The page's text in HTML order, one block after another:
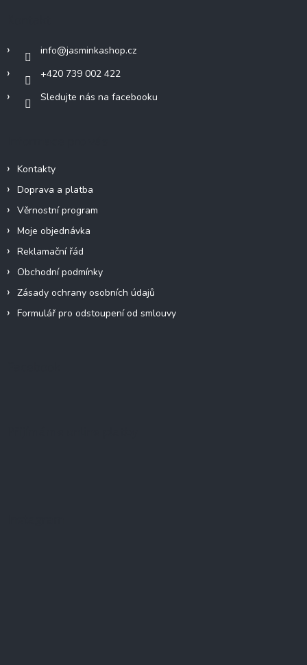
info@jasminkashop.cz
+420 739 002 422
Sledujte nás na facebooku
Kontakty
Doprava a platba
Věrnostní program
Moje objednávka
Reklamační řád
Obchodní podmínky
Zásady ochrany osobních údajů
Formulář pro odstoupení od smlouvy